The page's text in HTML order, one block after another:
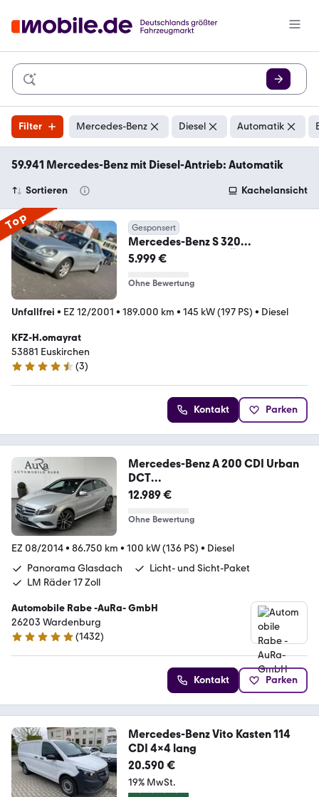
Filter Mercedes-Benz Diesel Automatik
59.941 Mercedes-Benz mit Diesel-Antrieb: Automatik
Sortieren Kachelansicht
Top Gesponsert
Mercedes-Benz S 320
CDI*SOFTCLOSE*TÜV*TOP/ZUST
5.999 €
Ohne Bewertung
Unfallfrei • EZ 12/2001 • 189.000 km • 145 kW (197 PS) • Diesel
KFZ-H.omayrat
53881 Euskirchen
4.3 Sterne
(3)
Kontakt Parken
Mercedes-Benz A 200 CDI Urban
DCT
NAV+XEN+SHZ+PANO+TEMPOMA
12.989 €
Ohne Bewertung
EZ 08/2014• 86.750 km • 100 kW (136 PS) • Diesel
Panorama Glasdach
Licht- und Sicht-Paket
LM Räder 17 Zoll
Automobile Rabe -AuRa- GmbH
26203 Wardenburg
4.9 Sterne
(1432)
Kontakt Parken
Mercedes-Benz Vito Kasten 114
CDI 4x4 lang
20.590 €
19% MwSt.